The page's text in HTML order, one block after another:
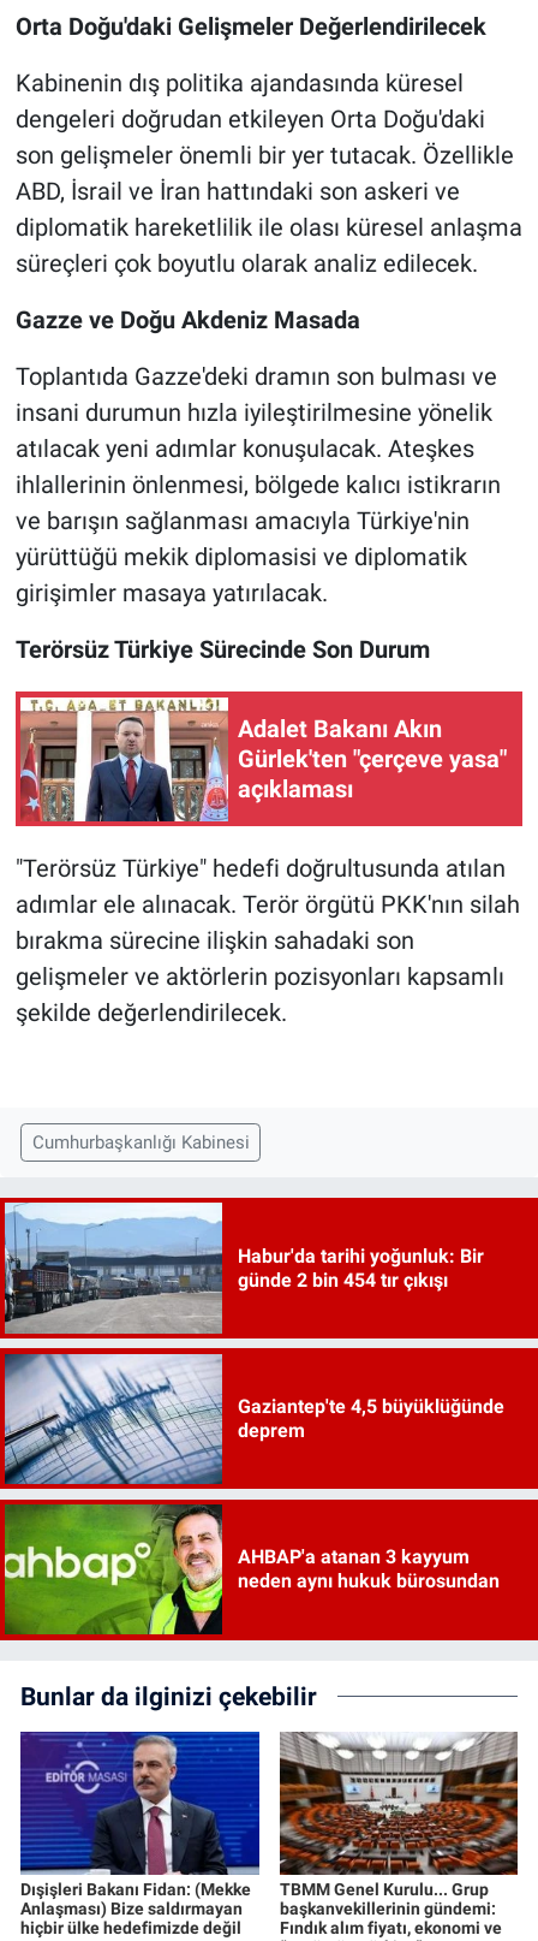
Orta Doğu'daki Gelişmeler Değerlendirilecek
Kabinenin dış politika ajandasında küresel
dengeleri doğrudan etkileyen Orta Doğu'daki
son gelişmeler önemli bir yer tutacak. Özellikle
ABD, İsrail ve İran hattındaki son askeri ve
diplomatik hareketlilik ile olası küresel anlaşma
süreçleri çok boyutlu olarak analiz edilecek.
Gazze ve Doğu Akdeniz Masada
Toplantıda Gazze'deki dramın son bulması ve
insani durumun hızla iyileştirilmesine yönelik
atılacak yeni adımlar konuşulacak. Ateşkes
ihlallerinin önlenmesi, bölgede kalıcı istikrarın
ve barışın sağlanması amacıyla Türkiye'nin
yürüttüğü mekik diplomasisi ve diplomatik
girişimler masaya yatırılacak.
Terörsüz Türkiye Sürecinde Son Durum
Adalet Bakanı Akın
Gürlek'ten "çerçeve yasa"
açıklaması
"Terörsüz Türkiye" hedefi doğrultusunda atılan
adımlar ele alınacak. Terör örgütü PKK'nın silah
bırakma sürecine ilişkin sahadaki son
gelişmeler ve aktörlerin pozisyonları kapsamlı
şekilde değerlendirilecek.
Cumhurbaşkanlığı Kabinesi
Habur'da tarihi yoğunluk: Bir
günde 2 bin 454 tır çıkışı
Gaziantep'te 4,5 büyüklüğünde
deprem
AHBAP'a atanan 3 kayyum
neden aynı hukuk bürosundan
Bunlar da ilginizi çekebilir
Dışişleri Bakanı Fidan: (Mekke
Anlaşması) Bize saldırmayan
hiçbir ülke hedefimizde değil
TBMM Genel Kurulu... Grup
başkanvekillerinin gündemi:
Fındık alım fiyatı, ekonomi ve